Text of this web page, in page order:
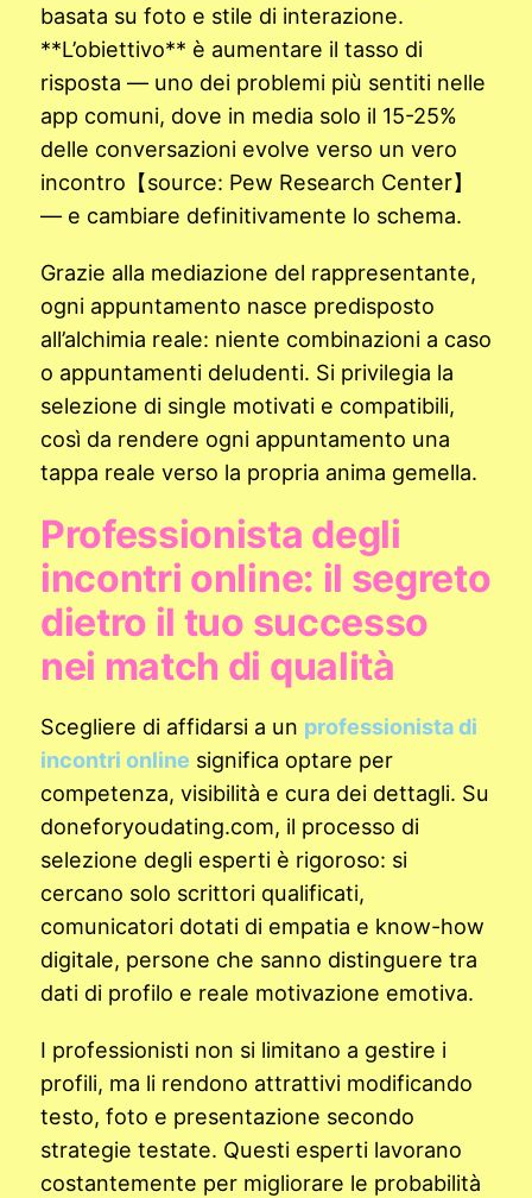
basata su foto e stile di interazione.
**L’obiettivo** è aumentare il tasso di
risposta — uno dei problemi più sentiti nelle
app comuni, dove in media solo il 15-25%
delle conversazioni evolve verso un vero
incontro【source: Pew Research Center】
— e cambiare definitivamente lo schema.
Grazie alla mediazione del rappresentante,
ogni appuntamento nasce predisposto
all’alchimia reale: niente combinazioni a caso
o appuntamenti deludenti. Si privilegia la
selezione di single motivati e compatibili,
così da rendere ogni appuntamento una
tappa reale verso la propria anima gemella.
Professionista degli
incontri online: il segreto
dietro il tuo successo
nei match di qualità
Scegliere di affidarsi a un professionista di
incontri online significa optare per
competenza, visibilità e cura dei dettagli. Su
doneforyoudating.com, il processo di
selezione degli esperti è rigoroso: si
cercano solo scrittori qualificati,
comunicatori dotati di empatia e know-how
digitale, persone che sanno distinguere tra
dati di profilo e reale motivazione emotiva.
I professionisti non si limitano a gestire i
profili, ma li rendono attrattivi modificando
testo, foto e presentazione secondo
strategie testate. Questi esperti lavorano
costantemente per migliorare le probabilità